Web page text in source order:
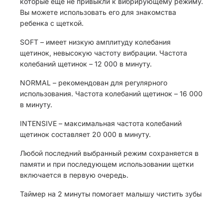
Вы можете использовать его для знакомства
ребенка с щеткой.
SOFT – имеет низкую амплитуду колебания
щетинок, невысокую частоту вибрации. Частота
колебаний щетинок – 12 000 в минуту.
NORMAL – рекомендован для регулярного
использования. Частота колебаний щетинок – 16 000
в минуту.
INTENSIVE – максимальная частота колебаний
щетинок составляет 20 000 в минуту.
Любой последний выбранный режим сохраняется в
памяти и при последующем использовании щетки
включается в первую очередь.
Таймер на 2 минуты помогает малышу чистить зубы